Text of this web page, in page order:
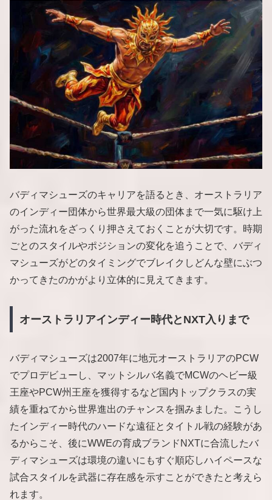
バディマシューズのキャリアを語るとき、オーストラリア
のインディー団体から世界最大級の団体まで一気に駆け上
がった流れをざっくり押さえておくことが大切です。時期
ごとのスタイルやポジションの変化を追うことで、バディ
マシューズがどのタイミングでブレイクしどんな壁にぶつ
かってきたのかがより立体的に見えてきます。
オーストラリアインディー時代とNXT入りまで
バディマシューズは2007年に地元オーストラリアのPCW
でプロデビューし、マットシルバ名義でMCWのヘビー級
王座やPCW州王座を獲得するなど国内トップクラスの実
績を重ねてから世界進出のチャンスを掴みました。こうし
たインディー時代のハードな遠征とタイトル戦の経験があ
るからこそ、後にWWEの育成ブランドNXTに合流したバ
ディマシューズは環境の違いにもすぐ順応しハイペースな
試合スタイルを武器に存在感を示すことができたと考えら
れます。